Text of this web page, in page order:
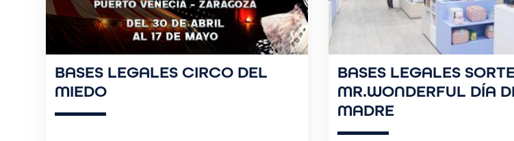
BASES LEGALES CIRCO DEL
MIEDO
BASES LEGALES
MR.WONDERFUL DÍA
MADRE